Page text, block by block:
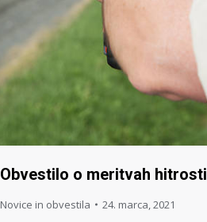
Obvestilo o meritvah hitrosti
Novice in obvestila 24. marca, 2021